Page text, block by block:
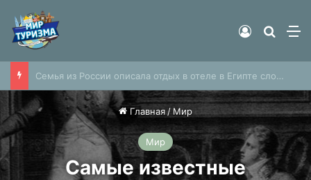
Найти
Войти
Российский аэропорт закрыли ради безопасности
Главная / Мир
Мир
Самые известные